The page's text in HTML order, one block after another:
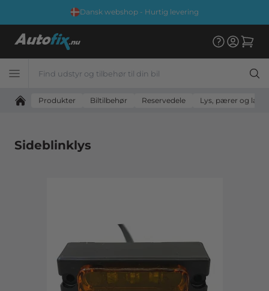
Dansk webshop - Hurtig levering
Produkter Biltilbehør Reservedele Lys, pærer og
Sideblinklys